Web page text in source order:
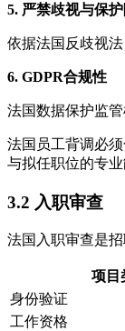
5. 严禁歧视与保
依据法国反歧视
6. GDPR合规性
法国数据保护监
法国员工背调必
与拟任职位的专
3.2 入职审查
法国入职审查是
项目
身份验证
工作资格